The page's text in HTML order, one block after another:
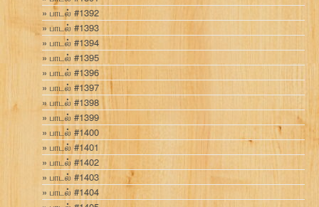
பாடல் #1392
பாடல் #1393
பாடல் #1394
பாடல் #1395
பாடல் #1396
பாடல் #1397
பாடல் #1398
பாடல் #1399
பாடல் #1400
பாடல் #1401
பாடல் #1402
பாடல் #1403
பாடல் #1404